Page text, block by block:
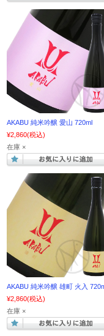
AKABU 純米吟醸 愛山 720ml
¥2,860(税込)
在庫 ×
AKABU 純米吟醸 雄町 火入
¥2,860(税込)
在庫 ×